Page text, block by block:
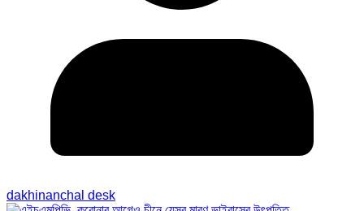
dakhinanchal desk